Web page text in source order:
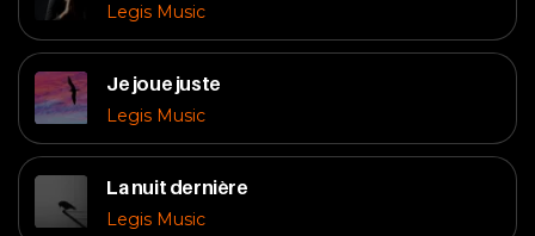
Legis Music
Je joue juste
Legis Music
La nuit dernière
Legis Music